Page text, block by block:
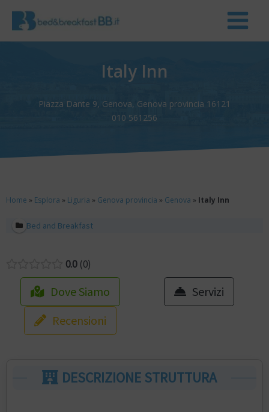
Italy Inn
Piazza Dante 9, Genova, Genova provincia 16121
010 561256
Home » Esplora » Liguria » Genova provincia » Genova » Italy Inn
Bed and Breakfast
0.0 0
Dove Siamo
Servizi
Recensioni
DESCRIZIONE STRUTTURA